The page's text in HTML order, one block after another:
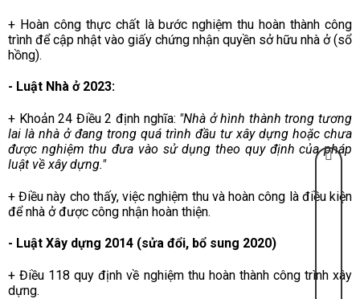
+ Hoàn công thực chất là bước nghiệm thu hoàn thành công
trình để cập nhật vào giấy chứng nhận quyền sở hữu nhà ở (sổ
hồng).
- Luật Nhà ở 2023:
+ Khoản 24 Điều 2 định nghĩa: "Nhà ở hình thành trong tương
lai là nhà ở đang trong quá trình đầu tư xây dựng hoặc chưa
được nghiệm thu đưa vào sử dụng theo quy định của pháp
luật về xây dựng."
+ Điều này cho thấy, việc nghiệm thu và hoàn công là điều kiện
để nhà ở được công nhận hoàn thiện.
- Luật Xây dựng 2014 (sửa đổi, bổ sung 2020)
+ Điều 118 quy định về nghiệm thu hoàn thành công trình xây
dựng.